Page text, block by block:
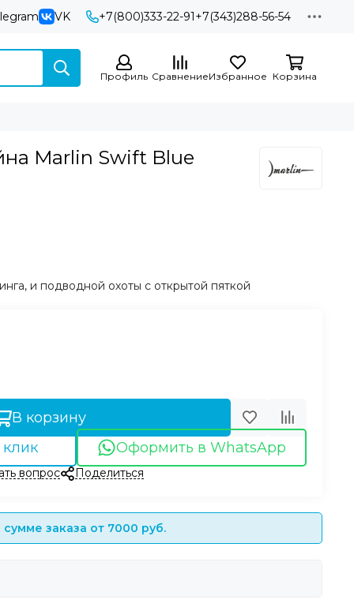
VK +7(800)333-22-91+7(343)288-56-54
Профиль СравнениеИзбранное Корзина
Marlin Swift Blue
и подводной охоты с открытой пяткой
В корзину
Оформить в WhatsApp
вопрос Поделиться
заказа от 7000 руб.